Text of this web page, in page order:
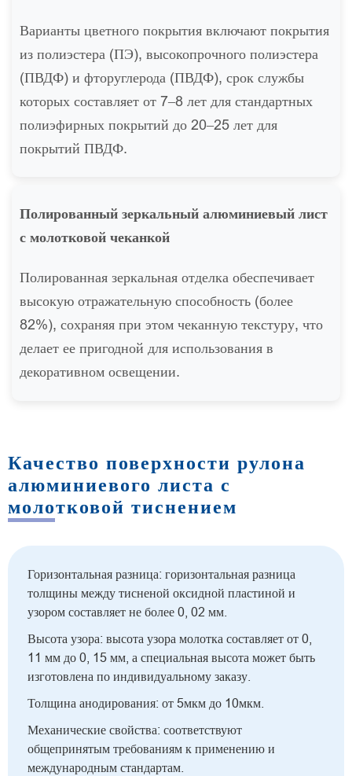
Варианты цветного покрытия включают покрытия
из полиэстера (ПЭ), высокопрочного полиэстера
(ПВДФ) и фторуглерода (ПВДФ), срок службы
которых составляет от 7–8 лет для стандартных
полиэфирных покрытий до 20–25 лет для
покрытий ПВДФ.
Полированный зеркальный алюминиевый лист
с молотковой чеканкой
Полированная зеркальная отделка обеспечивает
высокую отражательную способность (более
82%), сохраняя при этом чеканную текстуру, что
делает ее пригодной для использования в
декоративном освещении.
Качество поверхности рулона
алюминиевого листа с
молотковой тиснением
Горизонтальная разница: горизонтальная разница
толщины между тисненой оксидной пластиной и
узором составляет не более 0, 02 мм.
Высота узора: высота узора молотка составляет от 0,
11 мм до 0, 15 мм, а специальная высота может быть
изготовлена по индивидуальному заказу.
Толщина анодирования: от 5мкм до 10мкм.
Механические свойства: соответствуют
общепринятым требованиям к применению и
международным стандартам.